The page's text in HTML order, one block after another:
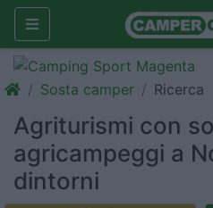
Sosta camper Ricerca
Agriturismi con
agricampeggi a
dintorni